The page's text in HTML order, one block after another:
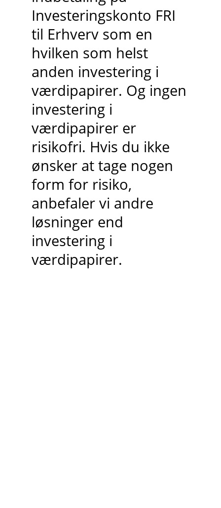
Investeringskonto FRI
til Erhverv som en
hvilken som helst
anden investering i
værdipapirer. Og ingen
investering i
værdipapirer er
risikofri. Hvis du ikke
ønsker at tage nogen
form for risiko,
anbefaler vi andre
løsninger end
investering i
værdipapirer.